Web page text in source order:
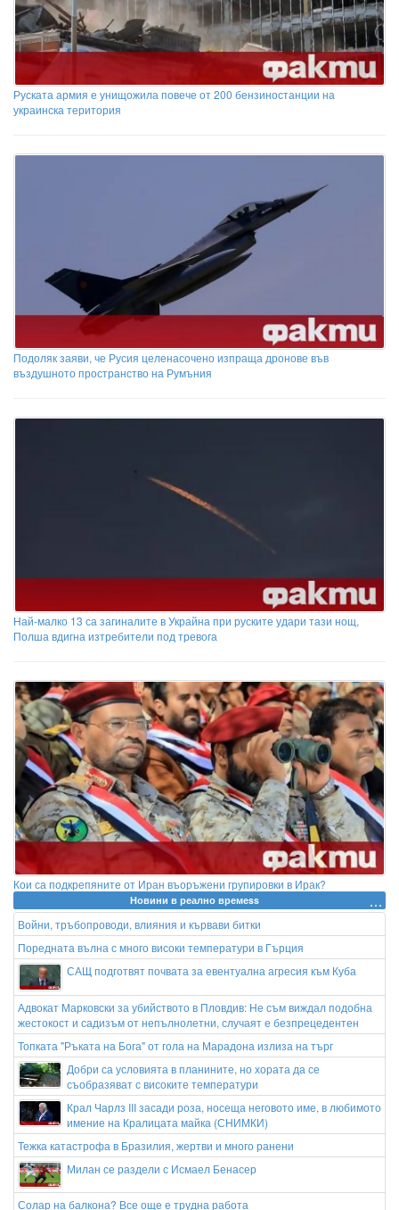
Руската армия е унищожила повече от 200 бензиностанции на
украинска територия
Подоляк заяви, че Русия целенасочено изпраща дронове във
въздушното пространство на Румъния
Най-малко 13 са загиналите в Украйна при руските удари тази нощ,
Полша вдигна изтребители под тревога
Кои са подкрепяните от Иран въоръжени групировки в Ирак?
Новини в реално времеss
Войни, тръбопроводи, влияния и кървави битки
Поредната вълна с много високи температури в Гърция
САЩ подготвят почвата за евентуална агресия към Куба
Адвокат Марковски за убийството в Пловдив: Не съм виждал подобна
жестокост и садизъм от непълнолетни, случаят е безпрецедентен
Топката "Ръката на Бога" от гола на Марадона излиза на търг
Добри са условията в планините, но хората да се
съобразяват с високите температури
Крал Чарлз III засади роза, носеща неговото име, в любимото
имение на Кралицата майка (СНИМКИ)
Тежка катастрофа в Бразилия, жертви и много ранени
Милан се раздели с Исмаел Бенасер
Солар на балкона? Все още е трудна работа